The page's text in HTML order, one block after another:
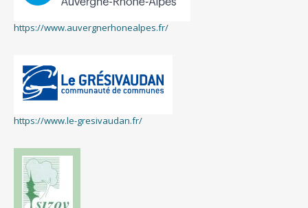
https://www.auvergnerhonealpes.fr/
https://www.le-gresivaudan.fr/